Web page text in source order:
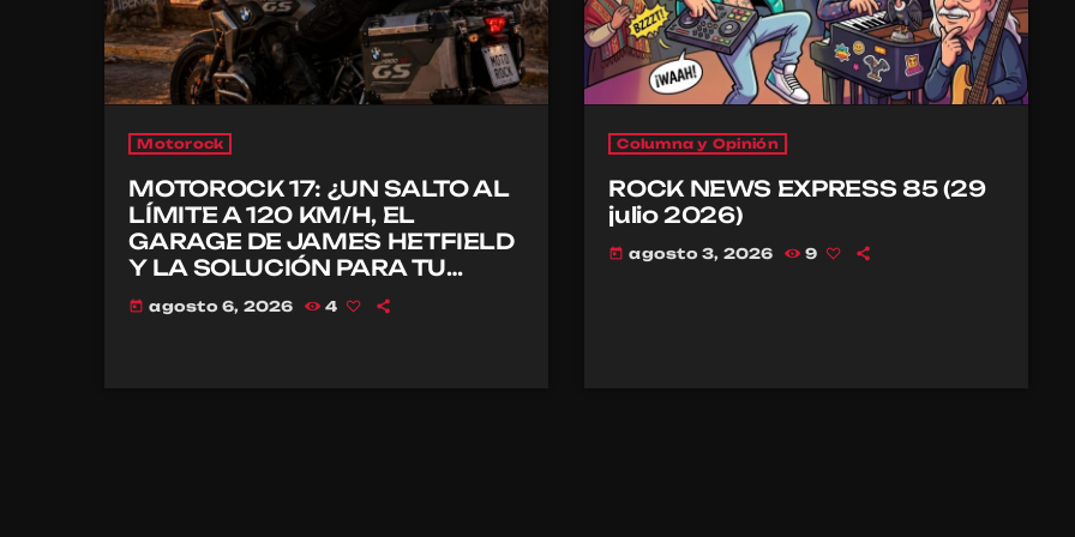
Motorock
MOTOROCK 17: ¿UN SALTO AL
LÍMITE A 120 KM/H, EL
GARAGE DE JAMES HETFIELD
Y LA SOLUCIÓN PARA TU
CASCO?
today agosto 6, 2026 4
Columna y Opinión
ROCK NEWS EXPRESS 85 (29
julio 2026)
today agosto 3, 2026 9